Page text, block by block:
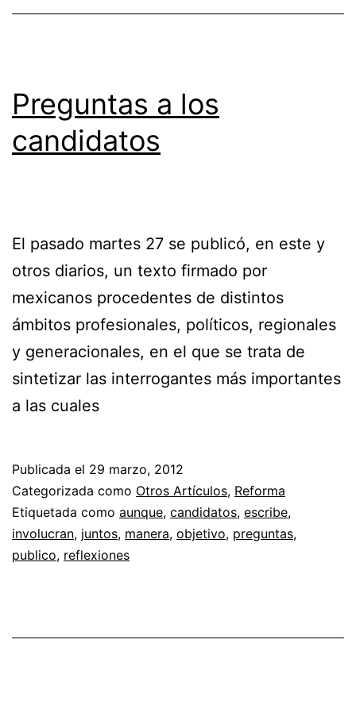
Preguntas a los
candidatos
El pasado martes 27 se publicó, en este y
otros diarios, un texto firmado por
mexicanos procedentes de distintos
ámbitos profesionales, políticos, regionales
y generacionales, en el que se trata de
sintetizar las interrogantes más importantes
a las cuales
Publicada el 29 marzo, 2012
Categorizada como Otros Artículos, Reforma
Etiquetada como aunque, candidatos, escribe,
involucran, juntos, manera, objetivo, preguntas,
publico, reflexiones